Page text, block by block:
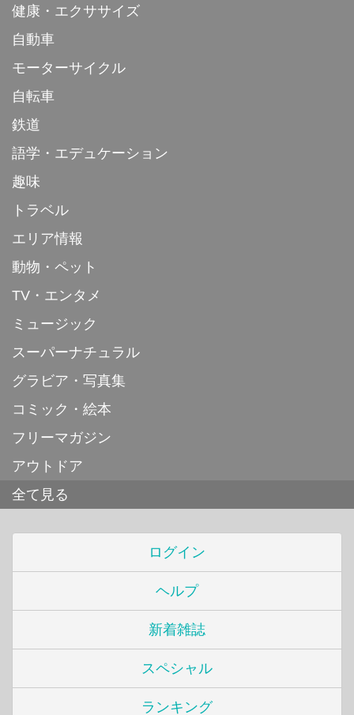
健康・エクササイズ
自動車
モーターサイクル
自転車
鉄道
語学・エデュケーション
趣味
トラベル
エリア情報
動物・ペット
TV・エンタメ
ミュージック
スーパーナチュラル
グラビア・写真集
コミック・絵本
フリーマガジン
アウトドア
全て見る
ログイン
ヘルプ
新着雑誌
スペシャル
ランキング